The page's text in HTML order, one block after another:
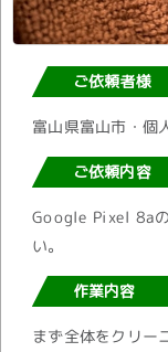
ご依頼者様
富山県富山市・個
ご依頼内容
Google Pixel 8a
い。
作業内容
まず全体をクリー